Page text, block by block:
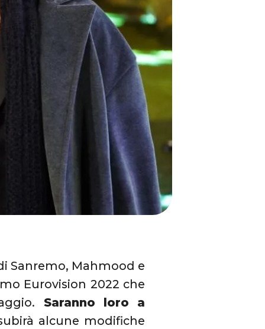
Sanremo, Mahmood e
Eurovision 2022 che
Saranno loro a
alcune modifiche